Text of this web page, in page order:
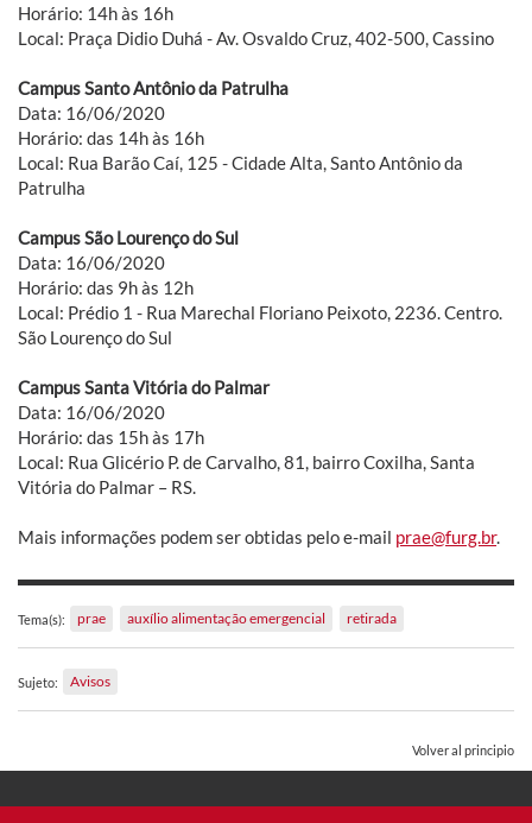
Horário: 14h às 16h
Local: Praça Didio Duhá - Av. Osvaldo Cruz, 402-500, Cassino
Campus Santo Antônio da Patrulha
Data: 16/06/2020
Horário: das 14h às 16h
Local: Rua Barão Caí, 125 - Cidade Alta, Santo Antônio da
Patrulha
Campus São Lourenço do Sul
Data: 16/06/2020
Horário: das 9h às 12h
Local: Prédio 1 - Rua Marechal Floriano Peixoto, 2236. Centro.
São Lourenço do Sul
Campus Santa Vitória do Palmar
Data: 16/06/2020
Horário: das 15h às 17h
Local: Rua Glicério P. de Carvalho, 81, bairro Coxilha, Santa
Vitória do Palmar – RS.
Mais informações podem ser obtidas pelo e-mail prae@furg.br.
Tema(s): prae auxílio alimentação emergencial retirada
Sujeto: Avisos
Volver al principio